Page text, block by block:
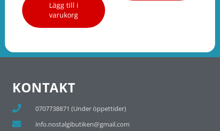
Lägg till i
varukorg
KONTAKT
0707738871 (Under öppettider)
info.nostalgibutiken@gmail.com